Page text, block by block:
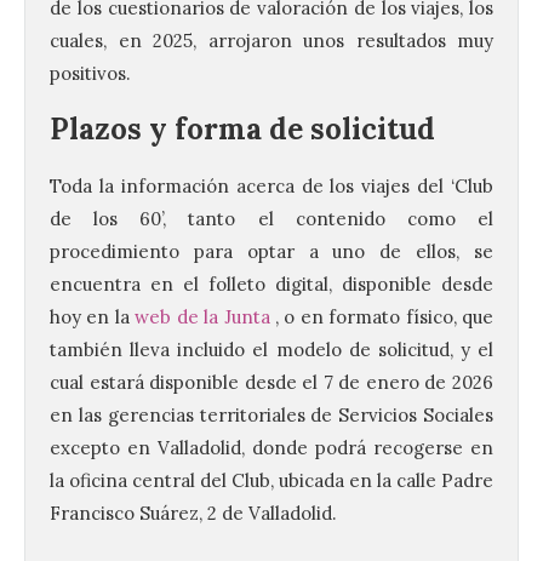
de los cuestionarios de valoración de los viajes, los
cuales, en 2025, arrojaron unos resultados muy
positivos.
Plazos y forma de solicitud
Toda la información acerca de los viajes del ‘Club
de los 60’, tanto el contenido como el
procedimiento para optar a uno de ellos, se
encuentra en el folleto digital, disponible desde
hoy en laweb de la Junta, o en formato físico, que
también lleva incluido el modelo de solicitud, y el
cual estará disponible desde el 7 de enero de 2026
en las gerencias territoriales de Servicios Sociales
excepto en Valladolid, donde podrá recogerse en
la oficina central del Club, ubicada en la calle Padre
Francisco Suárez, 2 de Valladolid.